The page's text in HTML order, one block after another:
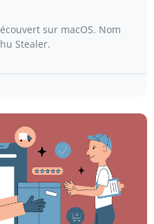
sur macOS. Nom
Stealer.